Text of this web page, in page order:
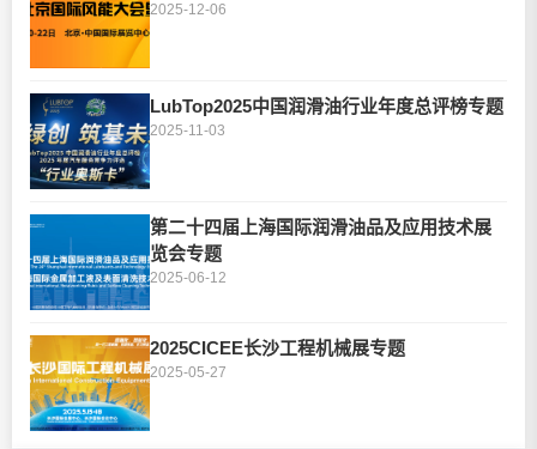
2025-12-06
LubTop2025中国润滑油行业年度总评榜专题
2025-11-03
第二十四届上海国际润滑油品及应用技术展
览会专题
2025-06-12
2025CICEE长沙工程机械展专题
2025-05-27